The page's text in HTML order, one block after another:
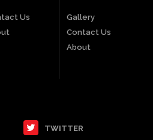
Us
Gallery
Contact Us
About
TWITTER